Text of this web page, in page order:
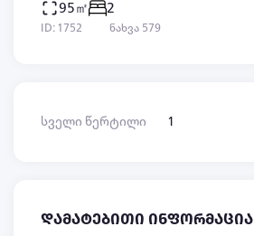
95㎡ 2
ID: 1752 ნახვა 579
სველი წერტილი 1
დამატებითი ინფორმაცია